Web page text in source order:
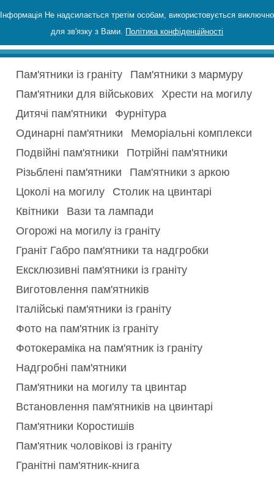
Інформація Не надсилається третім особам, використовується виключно
для зв'язку з Вами. Політика конфіденційності
Пам'ятники із граніту
Пам'ятники з мармуру
Пам'ятники для військових
Хрести на могилу
Дитячі пам'ятники
Фурнітура
Одинарні пам'ятники
Меморіальні комплекси
Подвійні пам'ятники
Потрійні пам'ятники
Різьблені пам'ятники
Пам'ятники з аркою
Цоколі на могилу
Столик на цвинтарі
Квітники
Вази та лампади
Огорожі на могилу із граніту
Граніт Габро пам'ятники та надгробки
Ексклюзивні пам'ятники із граніту
Виготовлення пам'ятників
Італійські пам'ятники із граніту
Фото на пам'ятник із граніту
Фотокераміка на пам'ятник із граніту
Надгробні пам'ятники
Пам'ятники на могилу та цвинтар
Встановлення пам'ятників на цвинтарі
Пам'ятники Коростишів
Пам'ятник чоловікові із граніту
Гранітні пам'ятник-книга